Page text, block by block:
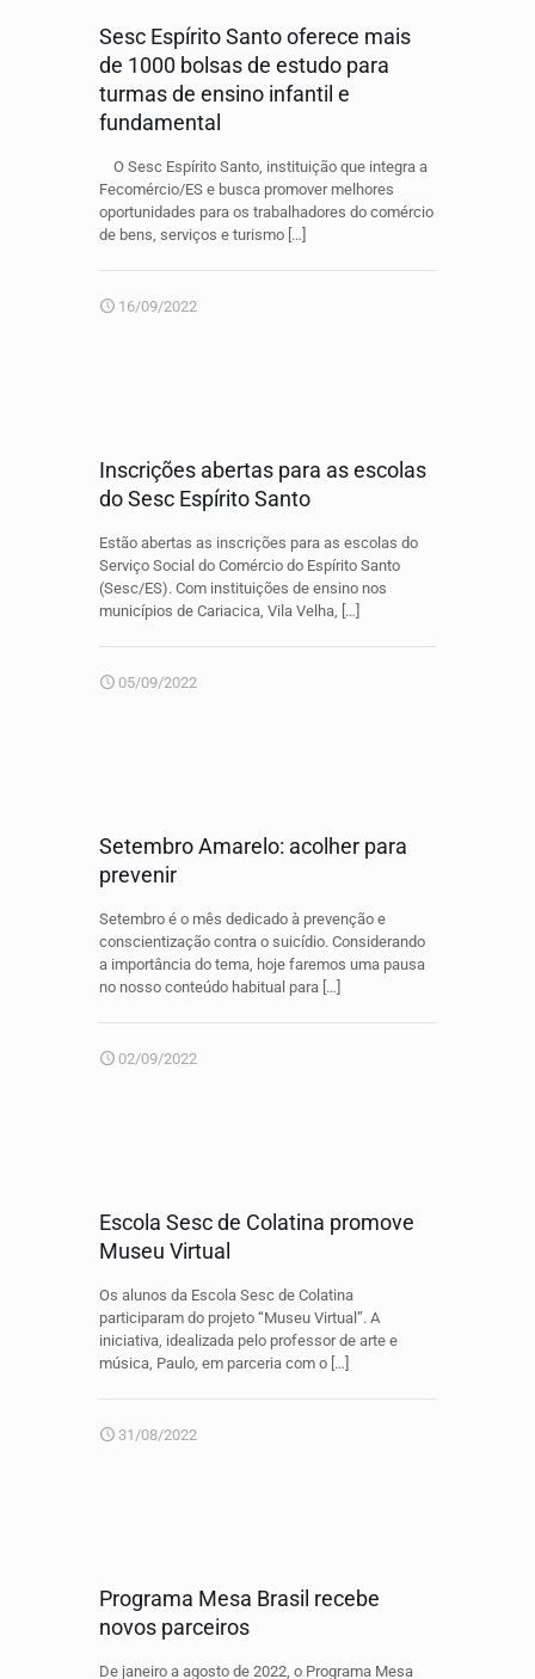
Sesc Espírito Santo oferece mais
de 1000 bolsas de estudo para
turmas de ensino infantil e
fundamental
O Sesc Espírito Santo, instituição que integra a
Fecomércio/ES e busca promover melhores
oportunidades para os trabalhadores do comércio
de bens, serviços e turismo […]
16/09/2022
Inscrições abertas para as escolas
do Sesc Espírito Santo
Estão abertas as inscrições para as escolas do
Serviço Social do Comércio do Espírito Santo
(Sesc/ES). Com instituições de ensino nos
municípios de Cariacica, Vila Velha, […]
05/09/2022
Setembro Amarelo: acolher para
prevenir
Setembro é o mês dedicado à prevenção e
conscientização contra o suicídio. Considerando
a importância do tema, hoje faremos uma pausa
no nosso conteúdo habitual para […]
02/09/2022
Escola Sesc de Colatina promove
Museu Virtual
Os alunos da Escola Sesc de Colatina
participaram do projeto “Museu Virtual”. A
iniciativa, idealizada pelo professor de arte e
música, Paulo, em parceria com o […]
31/08/2022
Programa Mesa Brasil recebe
novos parceiros
De janeiro a agosto de 2022, o Programa Mesa